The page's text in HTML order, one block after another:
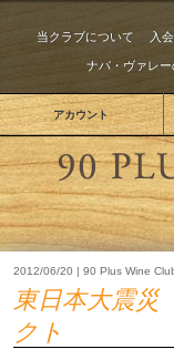
当クラブについて 入
ナパ・ヴァレ
アカウント
2012/06/20 | 90 Plus Wine
東日本大震
クト